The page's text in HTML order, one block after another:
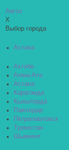
Аягоз
X
Выбор города
Астана
Актобе
Алма-Ата
Астана
Караганда
Кызылорда
Павлодар
Петропавловск
Туркестан
Шымкент